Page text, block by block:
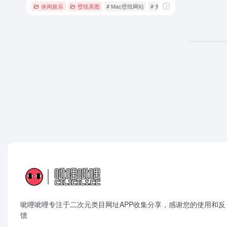
休闲娱乐 壁纸美图 # Mac壁纸网站 # 免费4K高清壁纸
呲哩呲哩专注于二次元类目网址APP收集分享，感谢您的使用和反
馈